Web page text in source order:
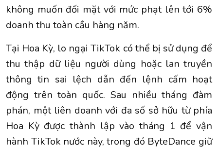
không muốn đối mặt với mức phạt lên tới 6%
doanh thu toàn cầu hàng năm.
Tại Hoa Kỳ, lo ngại TikTok có thể bị sử dụng để
thu thập dữ liệu người dùng hoặc lan truyền
thông tin sai lệch dẫn đến lệnh cấm hoạt
động trên toàn quốc. Sau nhiều tháng đàm
phán, một liên doanh với đa số sở hữu từ phía
Hoa Kỳ được thành lập vào tháng 1 để vận
hành TikTok nước này, trong đó ByteDance giữ